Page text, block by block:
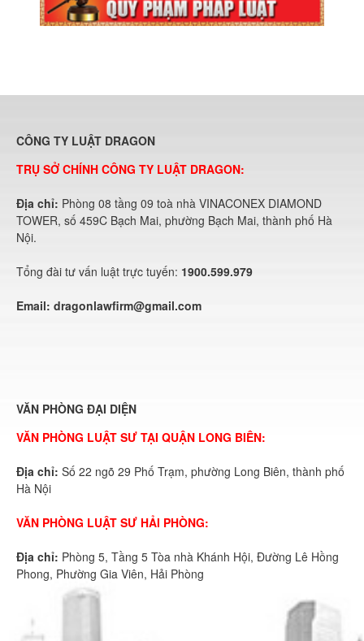
CÔNG TY LUẬT DRAGON
TRỤ SỞ CHÍNH CÔNG TY LUẬT DRAGON:
Địa chỉ: Phòng 08 tầng 09 toà nhà VINACONEX DIAMOND
TOWER, số 459C Bạch Mai, phường Bạch Mai, thành phố Hà
Nội.
Tổng đài tư vấn luật trực tuyến: 1900.599.979
Email: dragonlawfirm@gmail.com
VĂN PHÒNG ĐẠI DIỆN
VĂN PHÒNG LUẬT SƯ TẠI QUẬN LONG BIÊN:
Địa chỉ: Số 22 ngõ 29 Phố Trạm, phường Long Biên, thành phố
Hà Nội
VĂN PHÒNG LUẬT SƯ HẢI PHÒNG:
Địa chỉ: Phòng 5, Tầng 5 Tòa nhà Khánh Hội, Đường Lê Hồng
Phong, Phường Gia Viên, Hải Phòng